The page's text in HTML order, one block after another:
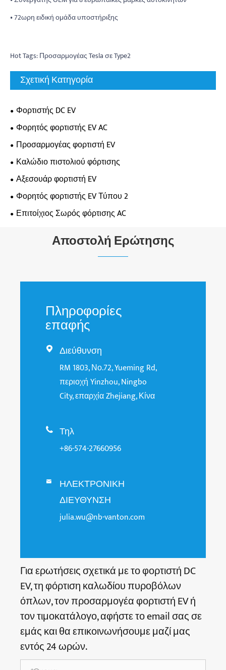
• 72ωρη ειδική ομάδα υποστήριξης
Hot Tags: Προσαρμογέας Tesla σε Type2
Σχετική Κατηγορία
Φορτιστής DC EV
Φορητός φορτιστής EV AC
Προσαρμογέας φορτιστή EV
Καλώδιο πιστολιού φόρτισης
Αξεσουάρ φορτιστή EV
Φορητός φορτιστής EV Τύπου 2
Επιτοίχιος Σωρός φόρτισης AC
Αποστολή Ερώτησης
Πληροφορίες
επαφής
 Διεύθυνση
RM 1803, Νο.72, Yueming Rd,
περιοχή Yinzhou, Ningbo
City, επαρχία Zhejiang, Κίνα
 Τηλ
+86-574-27660956

ΗΛΕΚΤΡΟΝΙΚΗ
ΔΙΕΥΘΥΝΣΗ
julia.wu@nb-vanton.com
Για ερωτήσεις σχετικά με το φορτιστή DC
EV, τη φόρτιση καλωδίου πυροβόλων
όπλων, τον προσαρμογέα φορτιστή EV ή
τον τιμοκατάλογο, αφήστε το email σας σε
εμάς και θα επικοινωνήσουμε μαζί μας
εντός 24 ωρών.